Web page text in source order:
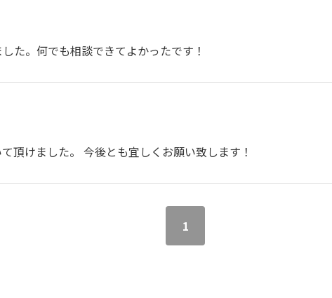
た。何でも相談できてよかったです！
頂けました。 今後とも宜しくお願い致します！
1